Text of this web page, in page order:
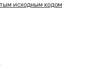
исходным кодом